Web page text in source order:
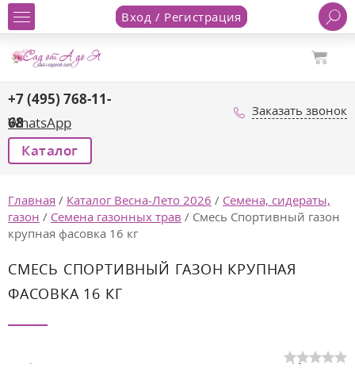
Вход / Регистрация
+7 (495) 768-11-
68
WhatsApp
Заказать звонок
Каталог
Главная / Каталог Весна-Лето 2026 / Семена, сидераты,
газон / Семена газонных трав / Смесь Спортивный газон
крупная фасовка 16 кг
СМЕСЬ СПОРТИВНЫЙ ГАЗОН КРУПНАЯ
ФАСОВКА 16 КГ
Спортивный газон для площадки с большой нагрузкой